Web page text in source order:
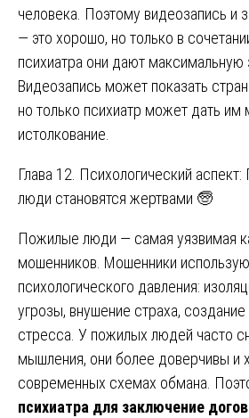
человека. Поэтому видеозапись и
— это хорошо, но только в
психиатра они дают максимальную
Видеозапись может показать
но только психиатр может дать им
истолкование.
Глава 12. Психологический
люди становятся жертвами 🧓
Пожилые люди — самая уязвимая
мошенников. Мошенники
психологического давления:
угрозы, внушение страха, создание
стресса. У пожилых людей часто
мышления, они более доверчивы и
современных схемах обмана.
психиатра для заключение